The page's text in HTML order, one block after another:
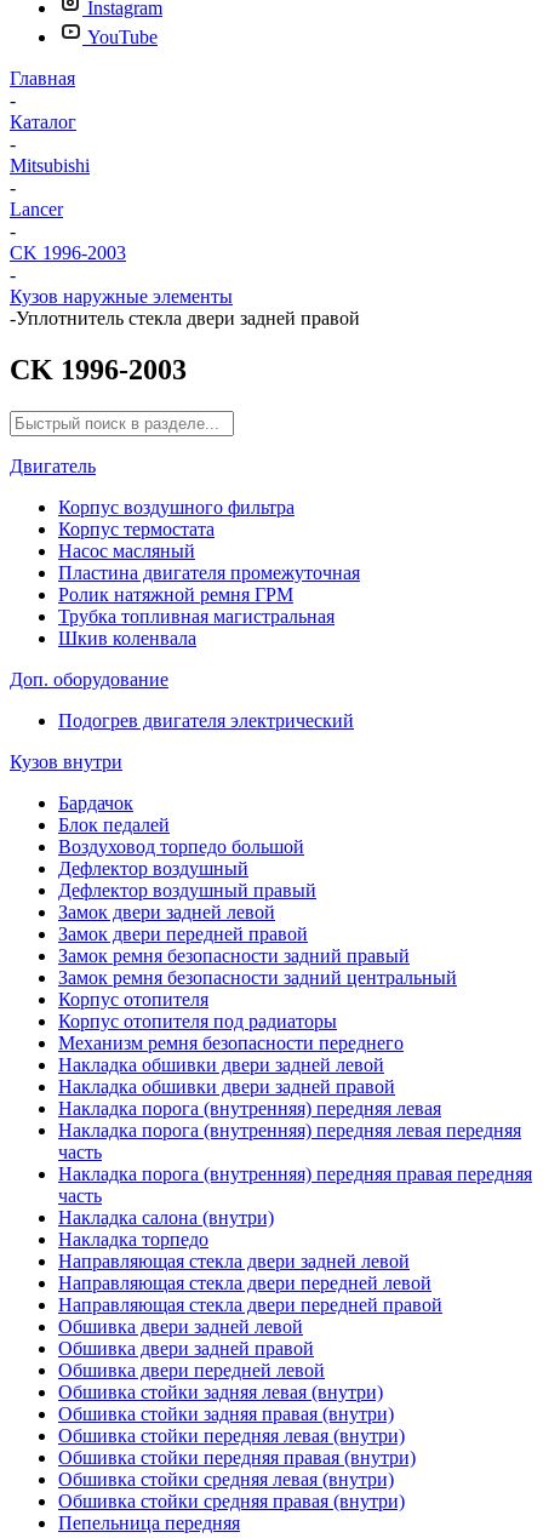
Instagram
YouTube
Главная
-
Каталог
-
Mitsubishi
-
Lancer
-
CK 1996-2003
-
Кузов наружные элементы
-Уплотнитель стекла двери задней правой
CK 1996-2003
Двигатель
Корпус воздушного фильтра
Корпус термостата
Насос масляный
Пластина двигателя промежуточная
Ролик натяжной ремня ГРМ
Трубка топливная магистральная
Шкив коленвала
Доп. оборудование
Подогрев двигателя электрический
Кузов внутри
Бардачок
Блок педалей
Воздуховод торпедо большой
Дефлектор воздушный
Дефлектор воздушный правый
Замок двери задней левой
Замок двери передней правой
Замок ремня безопасности задний правый
Замок ремня безопасности задний центральный
Корпус отопителя
Корпус отопителя под радиаторы
Механизм ремня безопасности переднего
Накладка обшивки двери задней левой
Накладка обшивки двери задней правой
Накладка порога (внутренняя) передняя левая
Накладка порога (внутренняя) передняя левая передняя
часть
Накладка порога (внутренняя) передняя правая передняя
часть
Накладка салона (внутри)
Накладка торпедо
Направляющая стекла двери задней левой
Направляющая стекла двери передней левой
Направляющая стекла двери передней правой
Обшивка двери задней левой
Обшивка двери задней правой
Обшивка двери передней левой
Обшивка стойки задняя левая (внутри)
Обшивка стойки задняя правая (внутри)
Обшивка стойки передняя левая (внутри)
Обшивка стойки передняя правая (внутри)
Обшивка стойки средняя левая (внутри)
Обшивка стойки средняя правая (внутри)
Пепельница передняя